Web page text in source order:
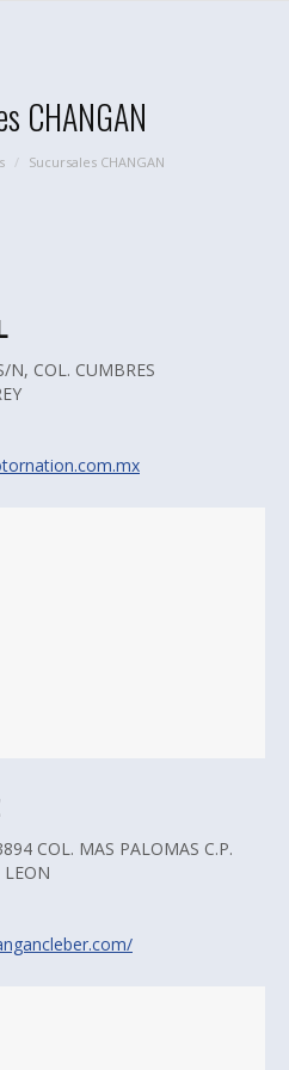
CHANGAN
Sucursales CHANGAN
N, COL. CUMBRES
COL. MAS PALOMAS C.P.
LEON